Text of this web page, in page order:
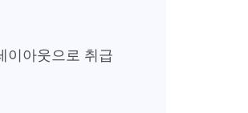
이아웃으로 취급